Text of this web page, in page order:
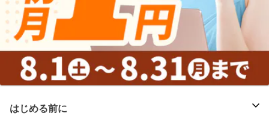
はじめる前に